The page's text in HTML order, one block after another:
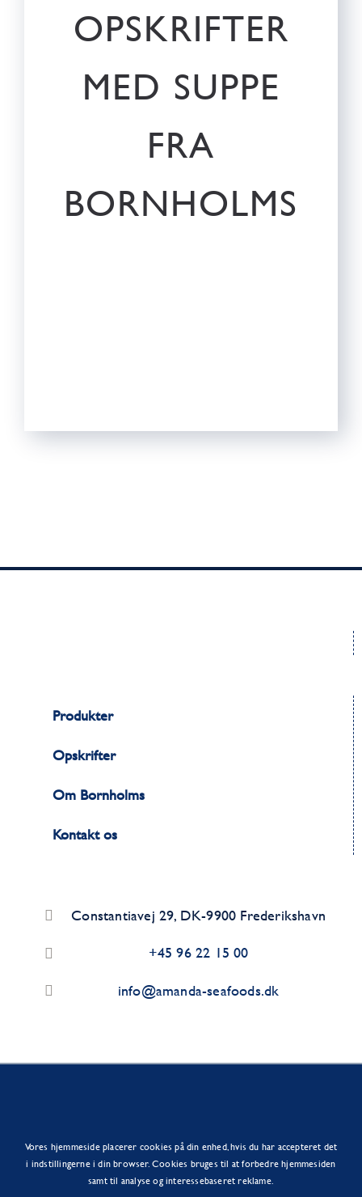
OPSKRIFTER
MED SUPPE
FRA
BORNHOLMS
Produkter
Opskrifter
Om Bornholms
Kontakt os
Constantiavej 29, DK-9900 Frederikshavn
+45 96 22 15 00
info@amanda-seafoods.dk
Vores hjemmeside placerer cookies på din enhed, hvis du har accepteret det
i indstillingerne i din browser. Cookies bruges til at forbedre hjemmesiden
samt til analyse og interessebaseret reklame.